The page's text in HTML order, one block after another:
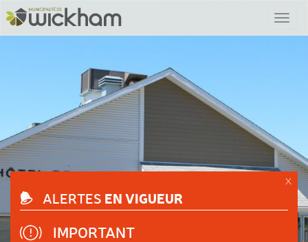
X
ALERTES EN VIGUEUR
IMPORTANT